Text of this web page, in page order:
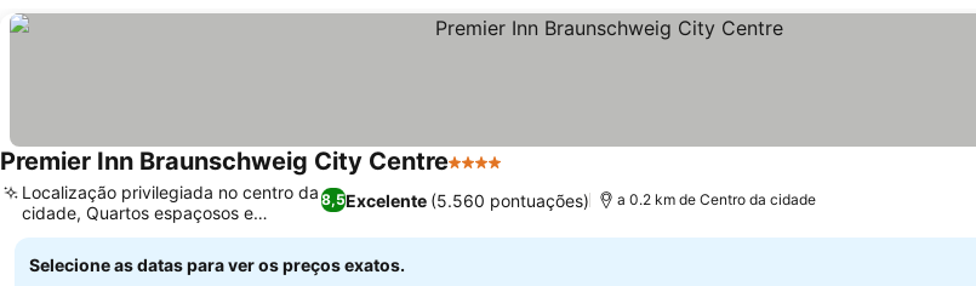
Premier Inn Braunschweig City Centre4 Estrelas
8,5Excelente (5.560 pontuações)
Localização privilegiada no centro da
cidade, Quartos espaçosos e
tranquilos
a 0.2 km de Centro da cidade
Selecione as datas para ver os preços exatos.